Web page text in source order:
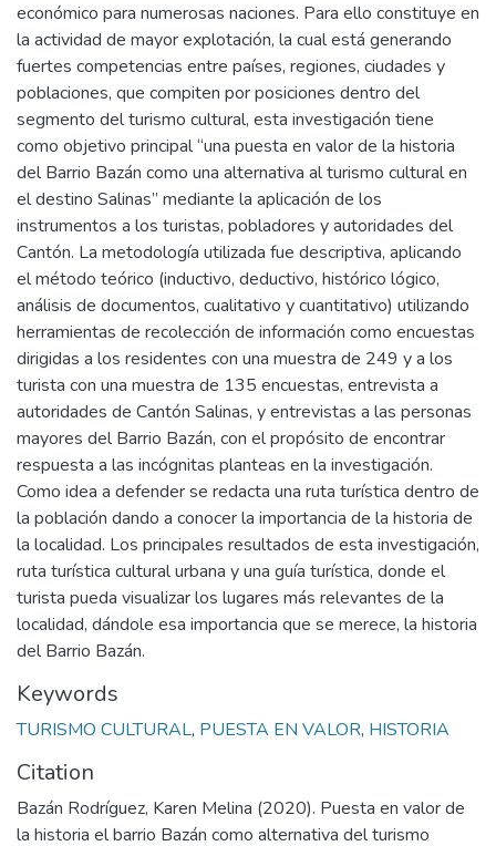
económico para numerosas naciones. Para ello constituye en
la actividad de mayor explotación, la cual está generando
fuertes competencias entre países, regiones, ciudades y
poblaciones, que compiten por posiciones dentro del
segmento del turismo cultural, esta investigación tiene
como objetivo principal “una puesta en valor de la historia
del Barrio Bazán como una alternativa al turismo cultural en
el destino Salinas” mediante la aplicación de los
instrumentos a los turistas, pobladores y autoridades del
Cantón. La metodología utilizada fue descriptiva, aplicando
el método teórico (inductivo, deductivo, histórico lógico,
análisis de documentos, cualitativo y cuantitativo) utilizando
herramientas de recolección de información como encuestas
dirigidas a los residentes con una muestra de 249 y a los
turista con una muestra de 135 encuestas, entrevista a
autoridades de Cantón Salinas, y entrevistas a las personas
mayores del Barrio Bazán, con el propósito de encontrar
respuesta a las incógnitas planteas en la investigación.
Como idea a defender se redacta una ruta turística dentro de
la población dando a conocer la importancia de la historia de
la localidad. Los principales resultados de esta investigación,
ruta turística cultural urbana y una guía turística, donde el
turista pueda visualizar los lugares más relevantes de la
localidad, dándole esa importancia que se merece, la historia
del Barrio Bazán.
Keywords
TURISMO CULTURAL, PUESTA EN VALOR, HISTORIA
Citation
Bazán Rodríguez, Karen Melina (2020). Puesta en valor de
la historia el barrio Bazán como alternativa del turismo